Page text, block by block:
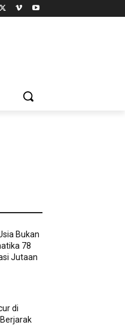
Bukan
78
Jutaan
di